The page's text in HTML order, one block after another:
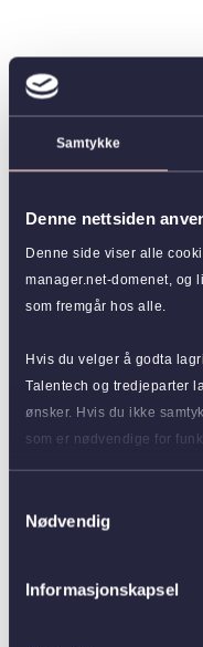
Samtykke
Denne nettsiden
Denne side viser alle
manager.net-domenet, og
som fremgår hos alle.
Hvis du velger å godta
Talentech og tredjeparter
ønsker. Hvis du ikke
som er nødvendige for
Nødvendig
Informasjonskapsel